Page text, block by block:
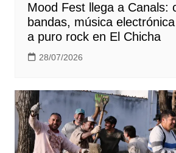
Mood Fest llega a Canals:
bandas, música
a puro rock en El Chicha
28/07/2026